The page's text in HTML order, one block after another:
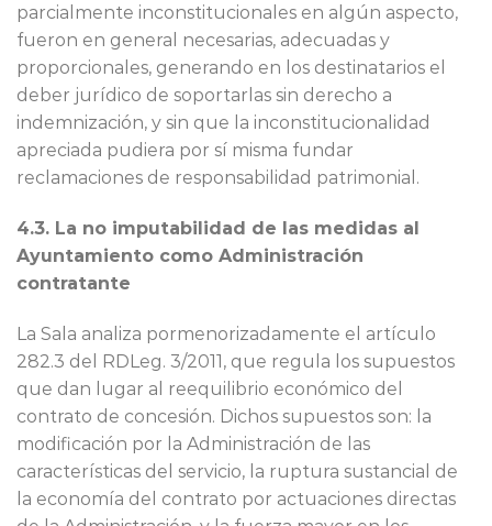
parcialmente inconstitucionales en algún aspecto,
fueron en general necesarias, adecuadas y
proporcionales, generando en los destinatarios el
deber jurídico de soportarlas sin derecho a
indemnización, y sin que la inconstitucionalidad
apreciada pudiera por sí misma fundar
reclamaciones de responsabilidad patrimonial.
4.3. La no imputabilidad de las medidas al
Ayuntamiento como Administración
contratante
La Sala analiza pormenorizadamente el artículo
282.3 del RDLeg. 3/2011, que regula los supuestos
que dan lugar al reequilibrio económico del
contrato de concesión. Dichos supuestos son: la
modificación por la Administración de las
características del servicio, la ruptura sustancial de
la economía del contrato por actuaciones directas